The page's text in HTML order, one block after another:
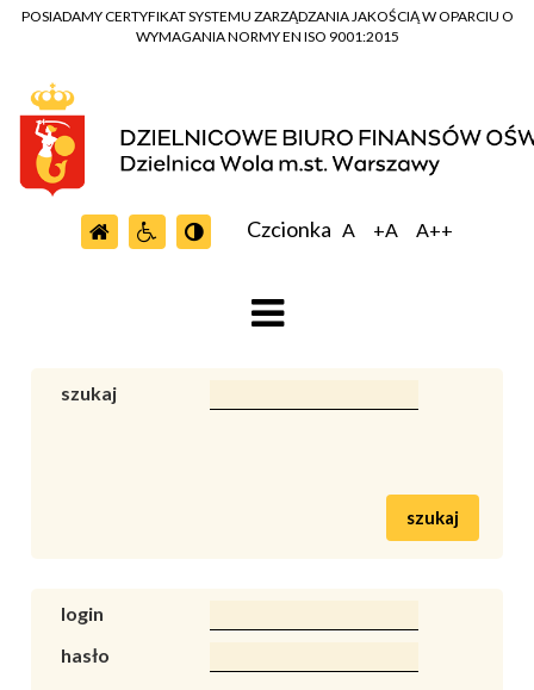
POSIADAMY CERTYFIKAT SYSTEMU ZARZĄDZANIA JAKOŚCIĄ W OPARCIU O
WYMAGANIA NORMY EN ISO 9001:2015
Czcionka A +A A++
szukaj
szukaj
login
hasło